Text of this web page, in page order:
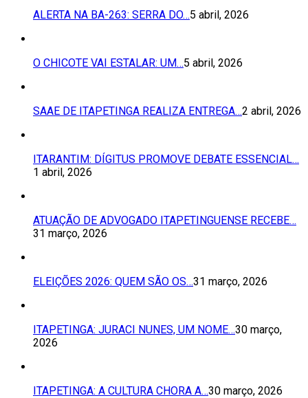
ALERTA NA BA-263: SERRA DO…5 abril, 2026
O CHICOTE VAI ESTALAR: UM…5 abril, 2026
SAAE DE ITAPETINGA REALIZA ENTREGA…2 abril, 2026
ITARANTIM: DÍGITUS PROMOVE DEBATE ESSENCIAL…
1 abril, 2026
ATUAÇÃO DE ADVOGADO ITAPETINGUENSE RECEBE…
31 março, 2026
ELEIÇÕES 2026: QUEM SÃO OS…31 março, 2026
ITAPETINGA: JURACI NUNES, UM NOME…30 março,
2026
ITAPETINGA: A CULTURA CHORA A…30 março, 2026